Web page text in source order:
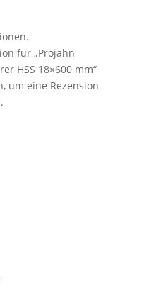
für „Projahn
HSS 18×600 mm“
um eine Rezension